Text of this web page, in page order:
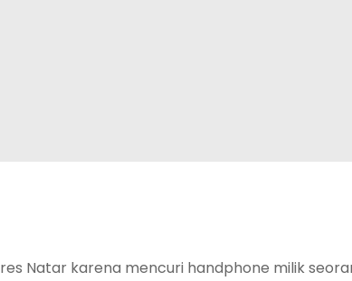
Natar karena mencuri handphone milik